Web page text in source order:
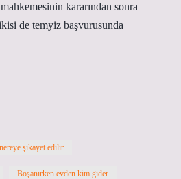
kararından sonra
de temyiz başvurusunda
şikayet edilir
Boşanırken evden kim gider